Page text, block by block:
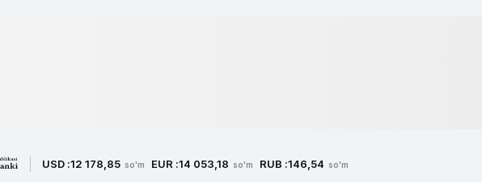
USD :12 178,85 so'm EUR :14 053,18 so'm RUB :146,54 so'm